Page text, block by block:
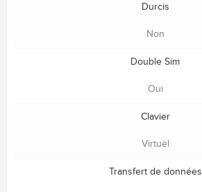
Durcis
Non
Double Sim
Oui
Clavier
Virtuel
Transfert de données